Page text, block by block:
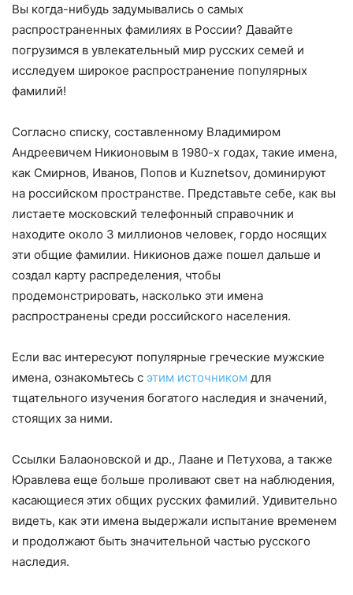
Вы когда-нибудь задумывались о самых
распространенных фамилиях в России? Давайте
погрузимся в увлекательный мир русских семей и
исследуем широкое распространение популярных
фамилий!
Согласно списку, составленному Владимиром
Андреевичем Никионовым в 1980-х годах, такие имена,
как Смирнов, Иванов, Попов и Kuznetsov, доминируют
на российском пространстве. Представьте себе, как вы
листаете московский телефонный справочник и
находите около 3 миллионов человек, гордо носящих
эти общие фамилии. Никионов даже пошел дальше и
создал карту распределения, чтобы
продемонстрировать, насколько эти имена
распространены среди российского населения.
Если вас интересуют популярные греческие мужские
имена, ознакомьтесь с этим источником для
тщательного изучения богатого наследия и значений,
стоящих за ними.
Ссылки Балаоновской и др., Лаане и Петухова, а также
Юравлева еще больше проливают свет на наблюдения,
касающиеся этих общих русских фамилий. Удивительно
видеть, как эти имена выдержали испытание временем
и продолжают быть значительной частью русского
наследия.